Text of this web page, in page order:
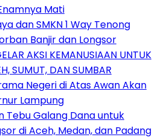
Mati
dan SMKN 1 Way Tenong
Banjir dan Longsor
AKSI KEMANUSIAAN UNTUK
SUMUT, DAN SUMBAR
Negeri di Atas Awan Akan
Lampung
Tebu Galang Dana untuk
di Aceh, Medan, dan Padang